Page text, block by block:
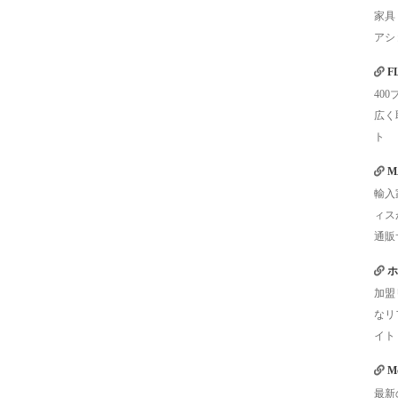
家具
ア
400
広
ト
輸入
ィ
通販
加
な
イト
最新